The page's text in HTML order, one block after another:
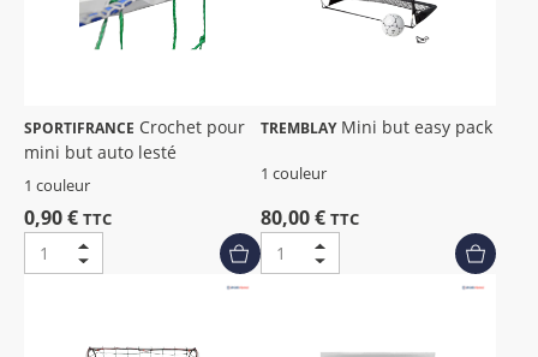
SPORTIFRANCE
mini but auto lesté
1 couleur
0,90 € TTC
TREMBLAY Mini but easy pack
1 couleur
80,00 € TTC